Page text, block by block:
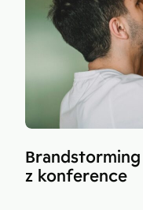
z konference